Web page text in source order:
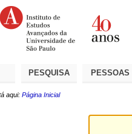
PESQUISA PESSOAS
aqui: Página Inicial